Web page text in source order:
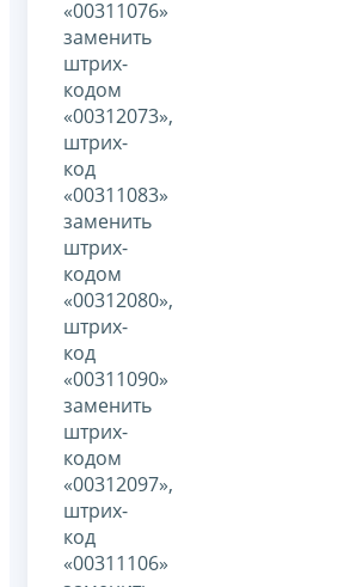
«00311076»
заменить
штрих-
кодом
«00312073»,
штрих-
код
«00311083»
заменить
штрих-
кодом
«00312080»,
штрих-
код
«00311090»
заменить
штрих-
кодом
«00312097»,
штрих-
код
«00311106»